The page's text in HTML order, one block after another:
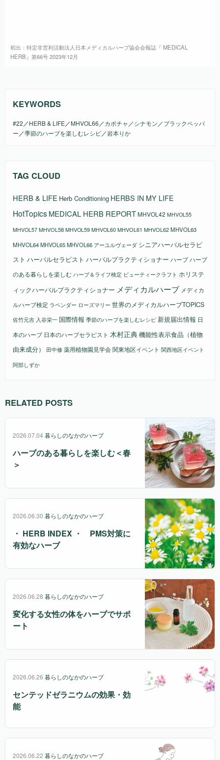
初出：特定非営利活動法人日本メディカルハーブ協会会報誌『 MEDICAL
HERB』第66号 2023年12月
KEYWORDS
#22 ／HERB & LIFE／MHVOL66 ／カボチャ ／シナモン ／ブラックペッパ
ー ／季節のハーブを楽しむレシピ／岩本りか
TAG CLOUD
HERB & LIFE Herb Conditioning HERBS IN MY LIFE
HotTopics MEDICAL HERB REPORTMHVOL42 MHVOL55
MHVOL57 MHVOL58 MHVOL59 MHVOL60 MHVOL61 MHVOL62MHVOL63
MHVOL64MHVOL65MHVOL66 アーユルヴェーダ シニアハーバルセラピ
スト ハーバルセラピスト ハーバルプラクティショナー ハーブハーブ
のある暮らしを楽しむ ハーブ＆ライフ検定 ビューティークラフト ホリステ
ィックハーバルプラクティショナー メディカルハーブ メディカ
ルハーブ検定 ラベンダー ローズマリー 世界のメディカルハーブTOPICS
佐竹元吉 入谷栄一 国際情報 季節のハーブを楽しむレシピ 新規届出情報 日
本のハーブ 日本のハーブセラピスト 木村正典機能性表示食品（植物
由来成分）
田中修 薬用植物園見学会関東地区イベント 関西地区イベント
阿部しずか
RELATED POSTS
2026.07.04暮らしのなかのハーブ
ハーブのある暮らしを楽しむ＜春
＞
2026.06.30 暮らしのなかのハーブ
・ HERB INDEX ・ PMS対策に
有効なハーブ
2026.06.28 暮らしのなかのハーブ
変化する女性の体をハーブでサポ
ート
2026.06.26 暮らしのなかのハーブ
センテッドゼラニウムの効果・効
能
2026.06.22 暮らしのなかのハーブ